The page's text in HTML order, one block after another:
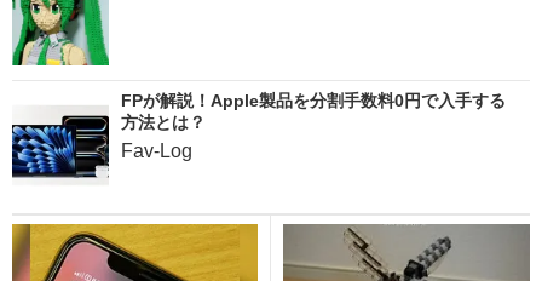
FPが解説！Apple製品を分割手数料0円で入手する
方法とは？
Fav-Log